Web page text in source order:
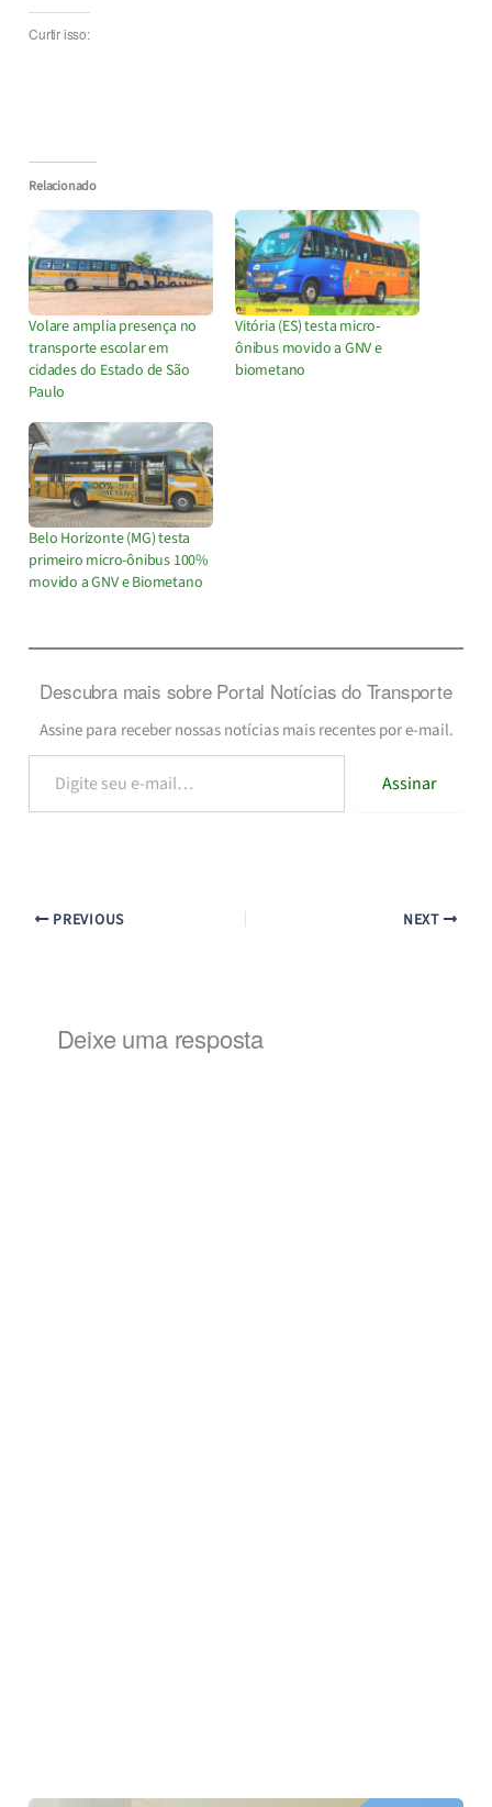
Curtir isso:
Relacionado
Volare amplia presença no
transporte escolar em
cidades do Estado de São
Paulo
Vitória (ES) testa micro-
ônibus movido a GNV e
biometano
Belo Horizonte (MG) testa
primeiro micro-ônibus 100%
movido a GNV e Biometano
Descubra mais sobre Portal Notícias do Transporte
Assine para receber nossas notícias mais recentes por e-mail.
e-
Assinar
PREVIOUS NEXT
Deixe uma resposta